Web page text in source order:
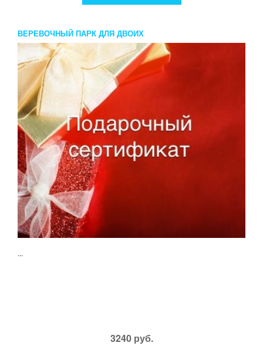
ВЕРЕВОЧНЫЙ ПАРК ДЛЯ ДВОИХ
...
3240 руб.